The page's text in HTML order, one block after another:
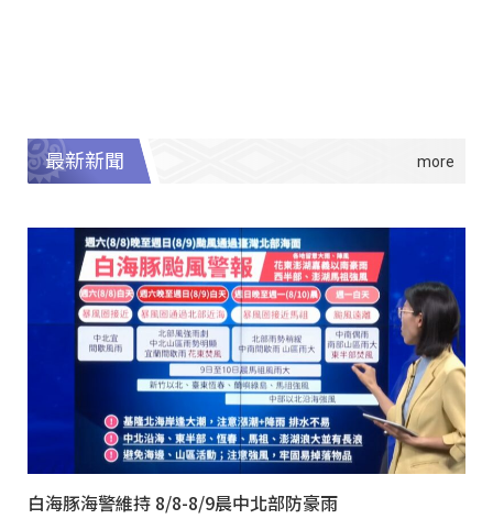
最新新聞
白海豚海警維持 8/8-8/9晨中北部防豪雨